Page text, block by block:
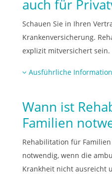
auch für
Schauen Sie in Ihren
Krankenversicherung.
explizit mitversichert sein.
Ausführliche
Wann ist
Familien
Rehabilitation für
notwendig, wenn die
Krankheit nicht ausreicht